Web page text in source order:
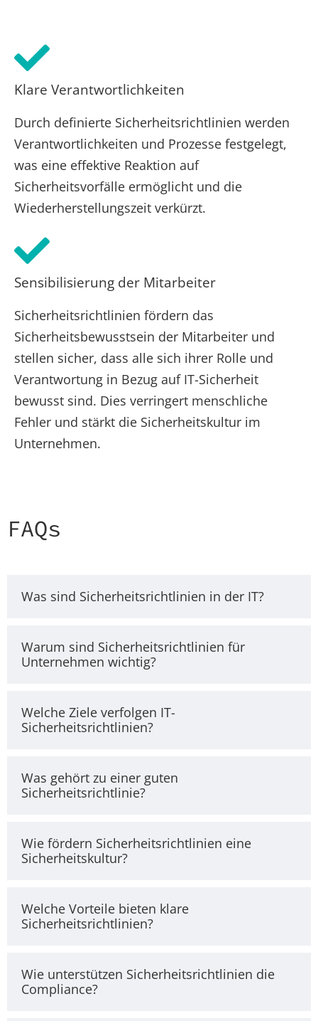
Klare Verantwortlichkeiten
Durch definierte Sicherheitsrichtlinien werden
Verantwortlichkeiten und Prozesse festgelegt,
was eine effektive Reaktion auf
Sicherheitsvorfälle ermöglicht und die
Wiederherstellungszeit verkürzt.
Sensibilisierung der Mitarbeiter
Sicherheitsrichtlinien fördern das
Sicherheitsbewusstsein der Mitarbeiter und
stellen sicher, dass alle sich ihrer Rolle und
Verantwortung in Bezug auf IT-Sicherheit
bewusst sind. Dies verringert menschliche
Fehler und stärkt die Sicherheitskultur im
Unternehmen.
FAQs
Was sind Sicherheitsrichtlinien in der IT?
Warum sind Sicherheitsrichtlinien für
Unternehmen wichtig?
Welche Ziele verfolgen IT-
Sicherheitsrichtlinien?
Was gehört zu einer guten
Sicherheitsrichtlinie?
Wie fördern Sicherheitsrichtlinien eine
Sicherheitskultur?
Welche Vorteile bieten klare
Sicherheitsrichtlinien?
Wie unterstützen Sicherheitsrichtlinien die
Compliance?